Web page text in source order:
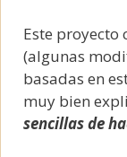
Este proyecto
(algunas
basadas en
muy bien
sencillas de